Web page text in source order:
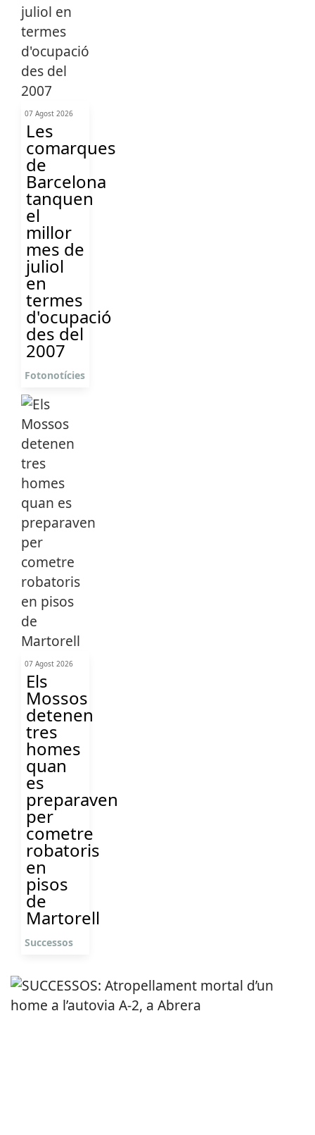
07 Agost 2026
Les
comarques
de
Barcelona
tanquen
el
millor
mes de
juliol
en
termes
d'ocupació
des del
2007
Fotonotícies
07 Agost 2026
Els
Mossos
detenen
tres
homes
quan
es
preparaven
per
cometre
robatoris
en
pisos
de
Martorell
Successos